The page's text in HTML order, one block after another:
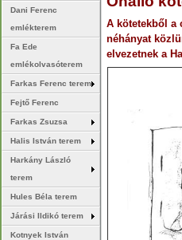
A kötetekből a
néhányat
elvezetnek a
Dani Ferenc
emlékterem
Fa Ede
emlékolvasóterem
Farkas Ferenc terem
Fejtő Ferenc
Farkas Zsuzsa
Halis István terem
Harkány László
terem
Hules Béla terem
Járási Ildikó terem
Kotnyek István